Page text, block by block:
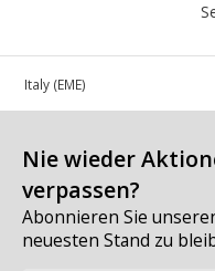
in Italy (EME)
Nie wieder
verpassen?
Abonnieren Sie
neuesten Stand zu